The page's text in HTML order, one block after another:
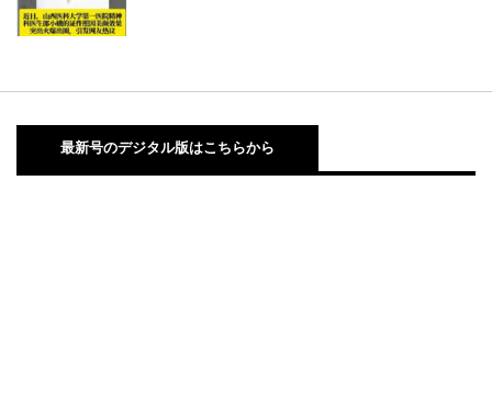
最新号のデジタル版はこちらから